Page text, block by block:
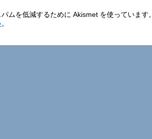
ムを低減するために Akismet を使っています。
。